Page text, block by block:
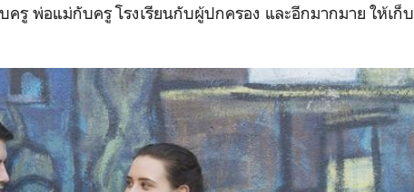
รู พ่อแม่กับครู โรงเรียนกับผู้ปกครอง และอีกมากมาย ให้เก็บ